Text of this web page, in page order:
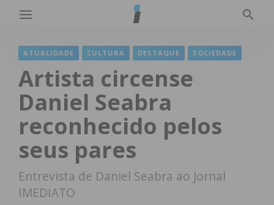
ATUALIDADE CULTURA DESTAQUE SOCIEDADE
Artista circense
Daniel Seabra
reconhecido pelos
seus pares
Entrevista de Daniel Seabra ao Jornal
IMEDIATO